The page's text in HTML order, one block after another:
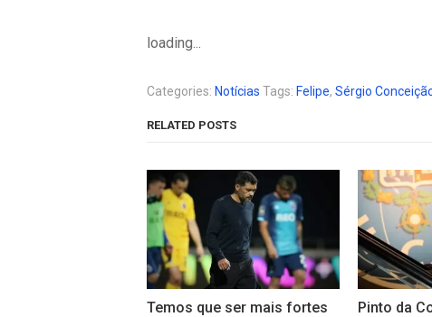
loading...
Categories: Notícias Tags: Felipe, Sérgio
RELATED POSTS
Temos que ser mais fortes
Pinto da